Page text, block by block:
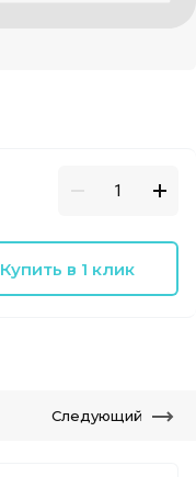
Купить в 1 клик
Следующий